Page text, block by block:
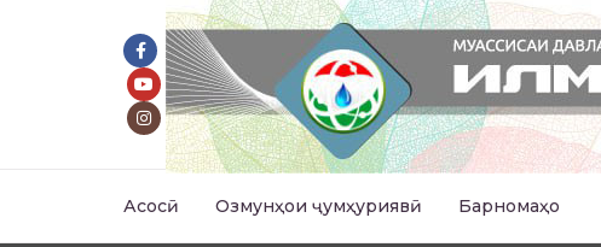
Асосӣ Озмунҳои ҷумҳуриявӣ Барномаҳо